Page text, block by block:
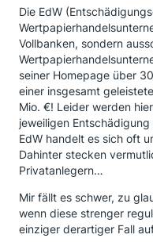
Die EdW
Vollbanken, sondern
seiner Homepage über
einer insgesamt
Mio. €! Leider werden
jeweiligen
EdW handelt es sich oft
Dahinter stecken
Privatanlegern…
Mir fällt es schwer, zu
wenn diese strenger
einziger derartiger Fall